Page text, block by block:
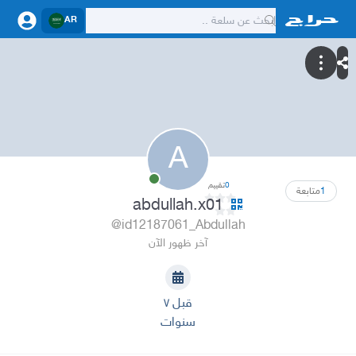
AR
A
1متابعة 0تقييم
abdullah.x01
@id12187061_Abdullah
آخر ظهور الآن
قبل ٧
سنوات